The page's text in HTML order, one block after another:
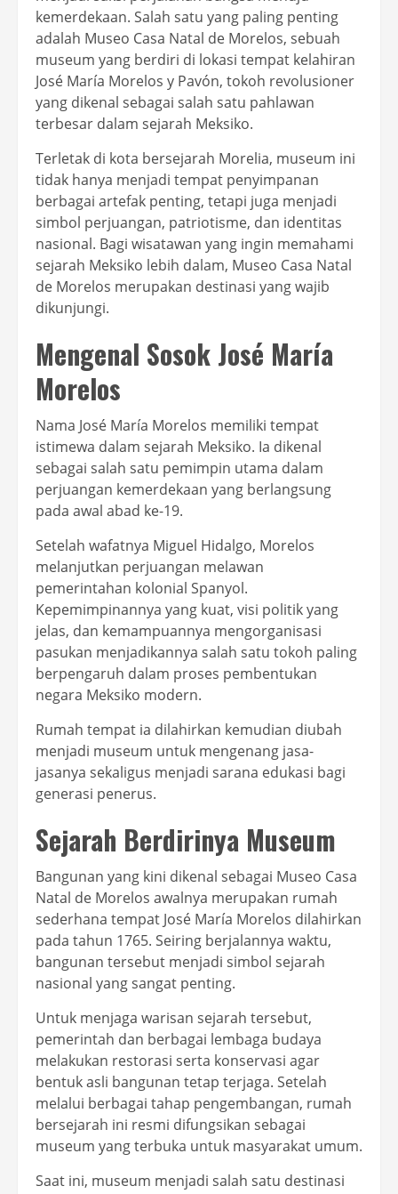
kemerdekaan. Salah satu yang paling penting
adalah Museo Casa Natal de Morelos, sebuah
museum yang berdiri di lokasi tempat kelahiran
José María Morelos y Pavón, tokoh revolusioner
yang dikenal sebagai salah satu pahlawan
terbesar dalam sejarah Meksiko.
Terletak di kota bersejarah Morelia, museum ini
tidak hanya menjadi tempat penyimpanan
berbagai artefak penting, tetapi juga menjadi
simbol perjuangan, patriotisme, dan identitas
nasional. Bagi wisatawan yang ingin memahami
sejarah Meksiko lebih dalam, Museo Casa Natal
de Morelos merupakan destinasi yang wajib
dikunjungi.
Mengenal Sosok José María
Morelos
Nama José María Morelos memiliki tempat
istimewa dalam sejarah Meksiko. Ia dikenal
sebagai salah satu pemimpin utama dalam
perjuangan kemerdekaan yang berlangsung
pada awal abad ke-19.
Setelah wafatnya Miguel Hidalgo, Morelos
melanjutkan perjuangan melawan
pemerintahan kolonial Spanyol.
Kepemimpinannya yang kuat, visi politik yang
jelas, dan kemampuannya mengorganisasi
pasukan menjadikannya salah satu tokoh paling
berpengaruh dalam proses pembentukan
negara Meksiko modern.
Rumah tempat ia dilahirkan kemudian diubah
menjadi museum untuk mengenang jasa-
jasanya sekaligus menjadi sarana edukasi bagi
generasi penerus.
Sejarah Berdirinya Museum
Bangunan yang kini dikenal sebagai Museo Casa
Natal de Morelos awalnya merupakan rumah
sederhana tempat José María Morelos dilahirkan
pada tahun 1765. Seiring berjalannya waktu,
bangunan tersebut menjadi simbol sejarah
nasional yang sangat penting.
Untuk menjaga warisan sejarah tersebut,
pemerintah dan berbagai lembaga budaya
melakukan restorasi serta konservasi agar
bentuk asli bangunan tetap terjaga. Setelah
melalui berbagai tahap pengembangan, rumah
bersejarah ini resmi difungsikan sebagai
museum yang terbuka untuk masyarakat umum.
Saat ini, museum menjadi salah satu destinasi